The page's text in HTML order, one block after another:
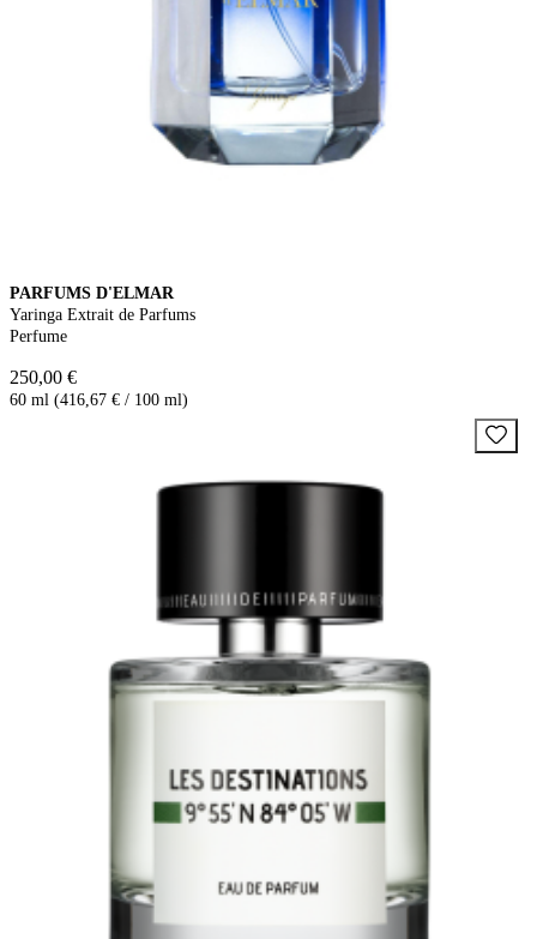
PARFUMS D'ELMAR
Yaringa Extrait de Parfums
Perfume
250,00 €
60 ml (416,67 € / 100 ml)